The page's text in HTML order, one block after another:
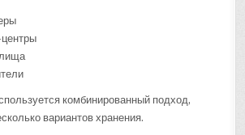
комбинированный подход,
вариантов хранения.